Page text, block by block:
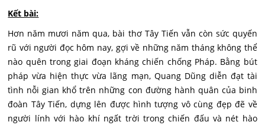
Kết bài:
Hơn năm mươi năm qua, bài thơ Tây Tiến vẫn còn sức quyến
rũ với người đọc hôm nay, gợi về những năm tháng không thể
nào quên trong giai đoạn kháng chiến chống Pháp. Bằng bút
pháp vừa hiện thực vừa lãng mạn, Quang Dũng diễn đạt tài
tình nỗi gian khổ trên những con đường hành quân của binh
đoàn Tây Tiến, dựng lên được hình tượng vô cùng đẹp đẽ về
người lính với hào khí ngất trời trong chiến đấu và nét hào